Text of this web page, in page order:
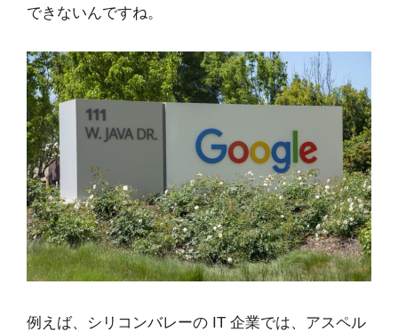
できないんですね。
例えば、シリコンバレーの IT 企業では、アスペル